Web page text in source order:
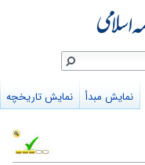
نمایش مبدأ نمایش تاریخچه